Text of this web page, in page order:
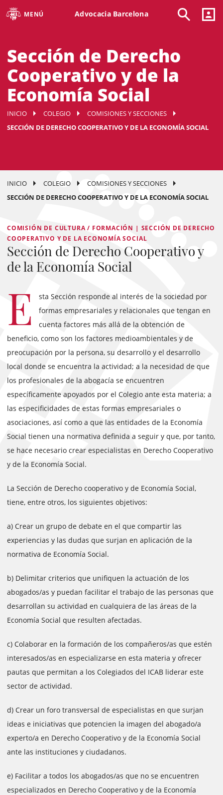
MENÚ Advocacia Barcelona
Sección de Derecho
Cooperativo y de la
Economía Social
INICIO COLEGIO
COMISIONES Y SECCIONES
SECCIÓN DE DERECHO COOPERATIVO Y DE LA ECONOMÍA SOCIAL
INICIO COLEGIO
COMISIONES Y SECCIONES
SECCIÓN DE DERECHO COOPERATIVO Y DE LA ECONOMÍA SOCIAL
COMISIÓN DE CULTURA / FORMACIÓN | SECCIÓN DE DERECHO
COOPERATIVO Y DE LA ECONOMÍA SOCIAL
Sección de Derecho Cooperativo y
de la Economía Social
E
sta Sección responde al interés de la sociedad por
formas empresariales y relacionales que tengan en
cuenta factores más allá de la obtención de
beneficio, como son los factores medioambientales y de
preocupación por la persona, su desarrollo y el desarrollo
local donde se encuentra la actividad; a la necesidad de que
los profesionales de la abogacía se encuentren
específicamente apoyados por el Colegio ante esta materia; a
las especificidades de estas formas empresariales o
asociaciones, así como a que las entidades de la Economía
Social tienen una normativa definida a seguir y que, por tanto,
se hace necesario crear especialistas en Derecho Cooperativo
y de la Economía Social.
La Sección de Derecho cooperativo y de Economía Social,
tiene, entre otros, los siguientes objetivos:
a) Crear un grupo de debate en el que compartir las
experiencias y las dudas que surjan en aplicación de la
normativa de Economía Social.
b) Delimitar criterios que unifiquen la actuación de los
abogados/as y puedan facilitar el trabajo de las personas que
desarrollan su actividad en cualquiera de las áreas de la
Economía Social que resulten afectadas.
c) Colaborar en la formación de los compañeros/as que estén
interesados/as en especializarse en esta materia y ofrecer
pautas que permitan a los Colegiados del ICAB liderar este
sector de actividad.
d) Crear un foro transversal de especialistas en que surjan
ideas e iniciativas que potencien la imagen del abogado/a
experto/a en Derecho Cooperativo y de la Economía Social
ante las instituciones y ciudadanos.
e) Facilitar a todos los abogados/as que no se encuentren
especializados en Derecho Cooperativo y de la Economía